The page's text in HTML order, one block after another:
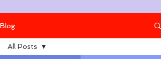
Blog
All Posts